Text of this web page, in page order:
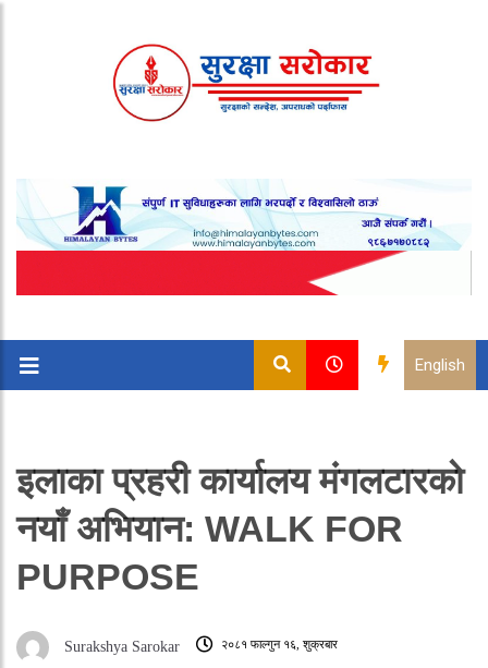
English
इलाका प्रहरी कार्यालय मंगलटारको
नयाँ अभियान: WALK FOR
PURPOSE
Surakshya Sarokar २०८१ फाल्गुन १६, शुक्रबार